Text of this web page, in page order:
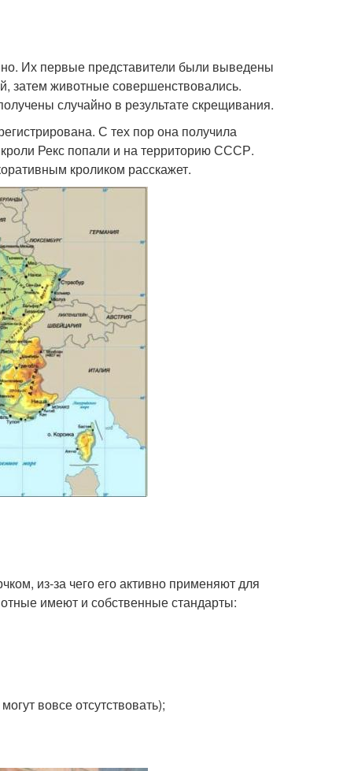
Их первые представители были выведены
затем животные совершенствовались.
случайно в результате скрещивания.
С тех пор она получила
Рекс попали и на территорию СССР.
кроликом расскажет.
из-за чего его активно применяют для
имеют и собственные стандарты:
вовсе отсутствовать);